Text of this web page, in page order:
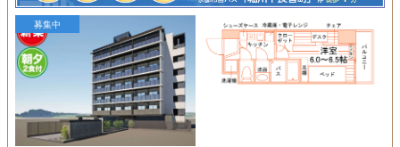
募集中